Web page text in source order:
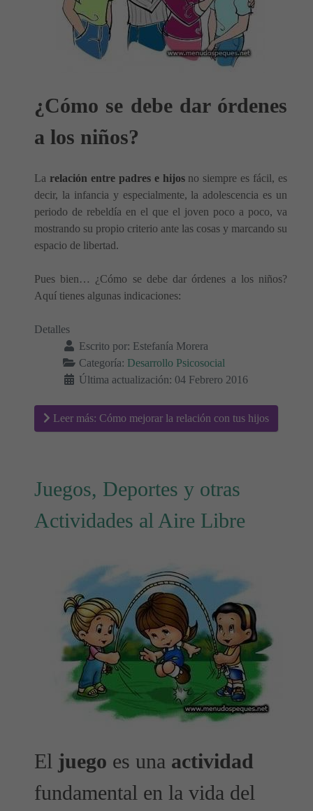
¿Cómo se debe dar órdenes
a los niños?
La relación entre padres e hijosno siempre es fácil, es
decir, la infancia y especialmente, la adolescencia es un
periodo de rebeldía en el que el joven poco a poco, va
mostrando su propio criterio ante las cosas y marcando su
espacio de libertad.
Pues bien… ¿Cómo se debe dar órdenes a los niños?
Aquí tienes algunas indicaciones:
Detalles
Escrito por: Estefanía Morera
Categoría: Desarrollo Psicosocial
Última actualización: 04 Febrero 2016
Leer más: Cómo mejorar la relación con tus hijos
Juegos, Deportes y otras
Actividades al Aire Libre
El juego es una actividad
fundamental en la vida del